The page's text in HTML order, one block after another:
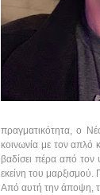
πραγματικότητα, ο
κοινωνία με τον απλό
βαδίσει πέρα από
εκείνη του μαρξισμού.
Από αυτή την άποψη,